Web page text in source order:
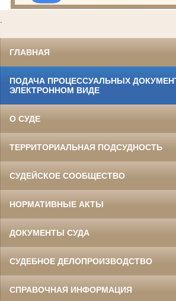
.
ГЛАВНАЯ
ПОДАЧА ПРОЦЕССУАЛЬНЫХ
ЭЛЕКТРОННОМ ВИДЕ
О СУДЕ
ТЕРРИТОРИАЛЬНАЯ ПОДСУДНОСТЬ
СУДЕЙСКОЕ СООБЩЕСТВО
НОРМАТИВНЫЕ АКТЫ
ДОКУМЕНТЫ СУДА
СУДЕБНОЕ ДЕЛОПРОИЗВОДСТВО
СПРАВОЧНАЯ ИНФОРМАЦИЯ